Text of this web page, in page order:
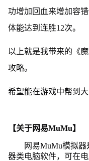
功增加回血来增加容
体能达到连胜12次。
以上就是我带来的《
攻略。
希望能在游戏中帮到大
【关于网易MuMu】
网易MuMu模拟
器类电脑软件，可在